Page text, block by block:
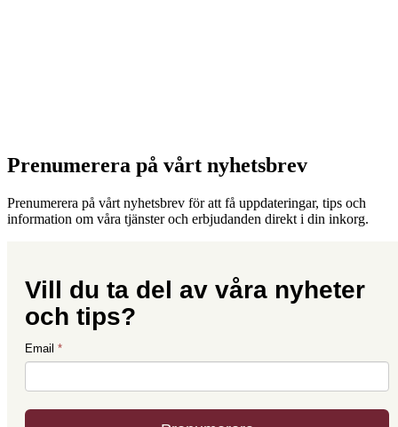
Prenumerera på vårt nyhetsbrev
Prenumerera på vårt nyhetsbrev för att få uppdateringar, tips och
information om våra tjänster och erbjudanden direkt i din inkorg.